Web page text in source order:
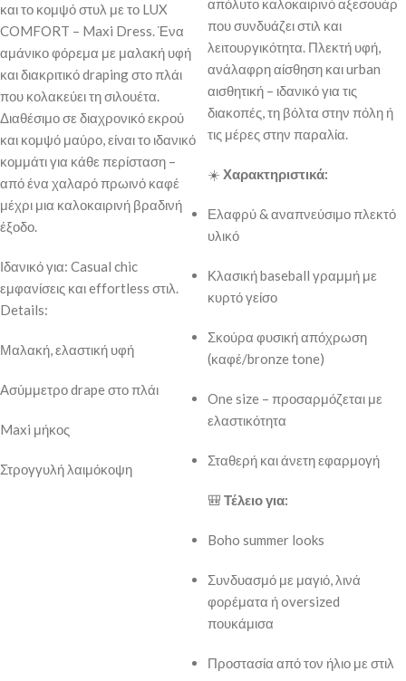
και το κομψό στυλ με το LUX
COMFORT – Maxi Dress. Ένα
αμάνικο φόρεμα με μαλακή υφή
και διακριτικό draping στο πλάι
που κολακεύει τη σιλουέτα.
Διαθέσιμο σε διαχρονικό εκρού
και κομψό μαύρο, είναι το ιδανικό
κομμάτι για κάθε περίσταση –
από ένα χαλαρό πρωινό καφέ
μέχρι μια καλοκαιρινή βραδινή
έξοδο.
Ιδανικό για: Casual chic
εμφανίσεις και effortless στιλ.
Details:
Μαλακή, ελαστική υφή
Ασύμμετρο drape στο πλάι
Maxi μήκος
Στρογγυλή λαιμόκοψη
απόλυτο καλοκαιρινό αξεσουάρ
που συνδυάζει στιλ και
λειτουργικότητα. Πλεκτή υφή,
ανάλαφρη αίσθηση και urban
αισθητική – ιδανικό για τις
διακοπές, τη βόλτα στην πόλη ή
τις μέρες στην παραλία.
☀️ Χαρακτηριστικά:
Ελαφρύ & αναπνεύσιμο πλεκτό
υλικό
Κλασική baseball γραμμή με
κυρτό γείσο
Σκούρα φυσική απόχρωση
(καφέ/bronze tone)
One size – προσαρμόζεται με
ελαστικότητα
Σταθερή και άνετη εφαρμογή
🎒 Τέλειο για:
Boho summer looks
Συνδυασμό με μαγιό, λινά
φορέματα ή oversized
πουκάμισα
Προστασία από τον ήλιο με στιλ